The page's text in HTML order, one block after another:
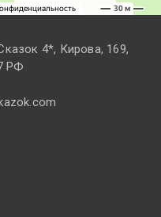
4*, Кирова, 169,
РФ